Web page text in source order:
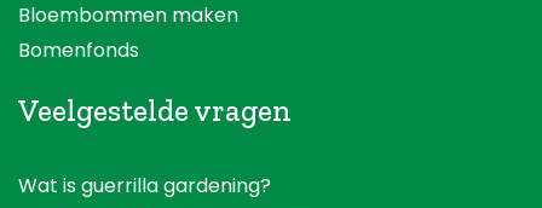
Bloembommen maken
Bomenfonds
Veelgestelde vragen
Wat is guerrilla gardening?